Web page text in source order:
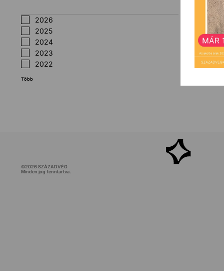
2026
2025
2024
2023
2022
Több
©2026SZÁZADVÉG
Minden jog fenntartva.